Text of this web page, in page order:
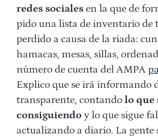
redes sociales en la que de
pido una lista de inventario de
perdido a causa de la riada:
hamacas, mesas, sillas,
número de cuenta del AMPA
Explico que se irá informando
transparente, contando lo que
consiguiendo y lo que sigue
actualizando a diario. La gente